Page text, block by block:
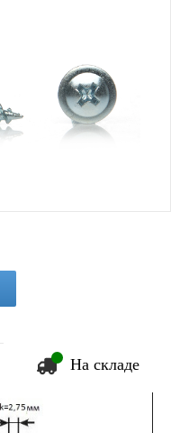
На складе